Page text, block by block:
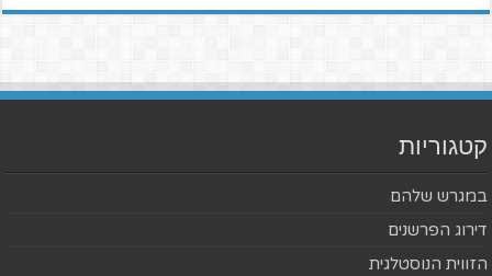
קטגוריות
במגרש שלהם
דירוג הפרשנים
הזווית הנוסטלגית